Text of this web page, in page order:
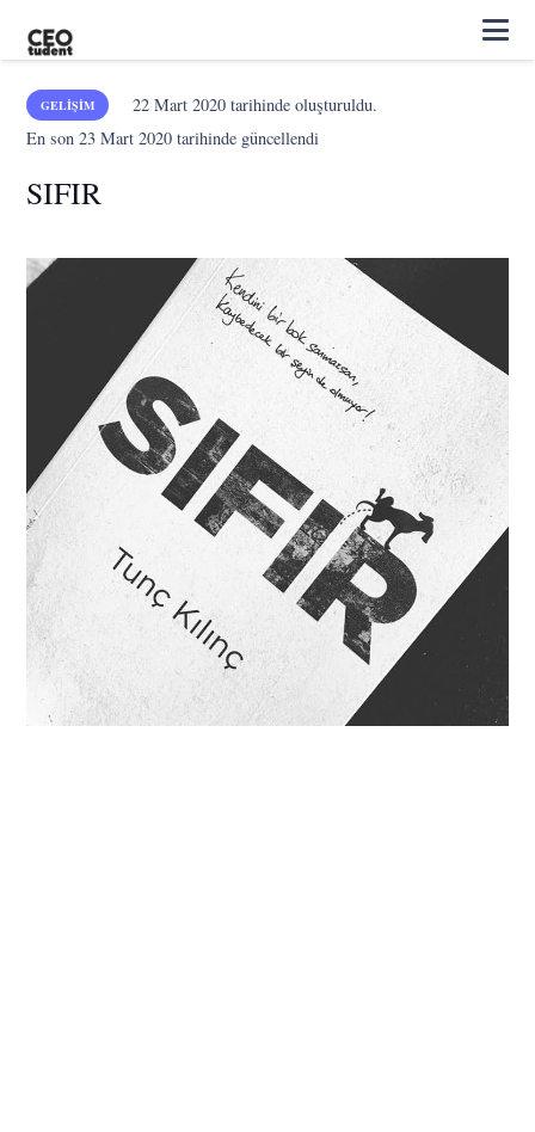
GELIŞIM 22 Mart 2020tarihinde oluşturuldu.
En son23 Mart 2020 tarihinde güncellendi
SIFIR